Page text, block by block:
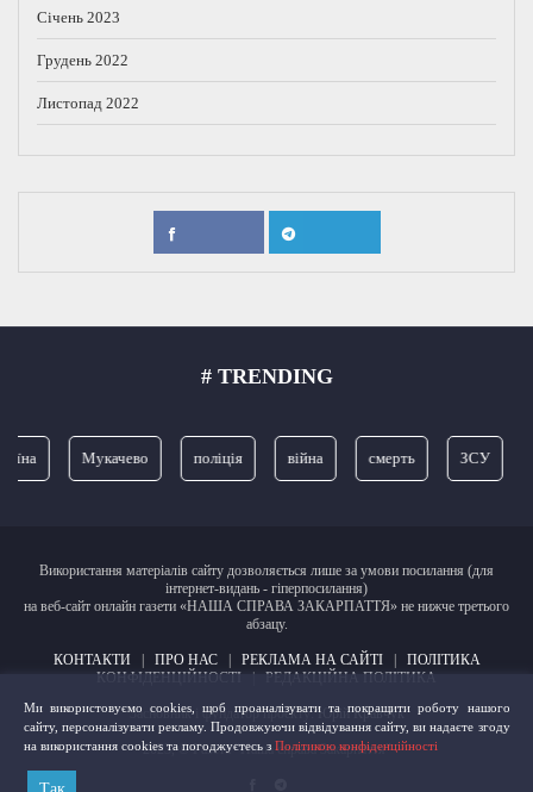
Січень 2023
Грудень 2022
Листопад 2022
# TRENDING
Мукачево поліція війна смерть ЗСУ
Використання матеріалів сайту дозволяється лише за умови посилання (для
інтернет-видань - гіперпосилання)
на веб-сайт онлайн газети «НАША СПРАВА ЗАКАРПАТТЯ» не нижче третього
абзацу.
КОНТАКТИ| ПРО НАС| РЕКЛАМА НА САЙТІ| ПОЛІТИКА
КОНФІДЕНЦІЙНОСТІ | РЕДАКЦІЙНА ПОЛІТИКА
Засновник і фундатор проєкту:Юрій Кравчук
2023, © Газета "Наша справа Закарпаття"
Ми використовуємо cookies, щоб проаналізувати та покращити роботу нашого
сайту, персоналізувати рекламу. Продовжуючи відвідування сайту, ви надаєте згоду
на використання cookies та погоджуєтесь з Політикою конфіденційності